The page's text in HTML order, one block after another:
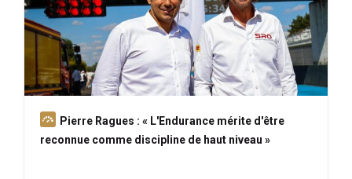
A
b
Pierre Ragues : « L'Endurance mérite d'être
reconnue comme discipline de haut niveau »